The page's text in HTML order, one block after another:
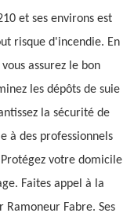
et ses environs est
risque d'incendie. En
assurez le bon
les dépôts de suie
la sécurité de
à des professionnels
votre domicile
Faites appel à la
Fabre. Ses